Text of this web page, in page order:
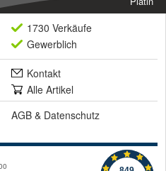
1730 Verkäufe
Gewerblich
Kontakt
Alle Artikel
AGB & Datenschutz